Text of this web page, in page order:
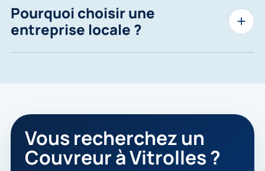
Pourquoi choisir une
entreprise locale ?
Vous recherchez un
Couvreur à Vitrolles ?